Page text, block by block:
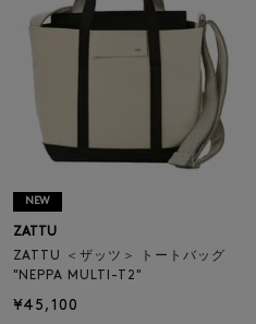
NEW
ZATTU
ZATTU ＜ザッツ＞ トートバッグ
"NEPPA MULTI-T2"
¥45,100